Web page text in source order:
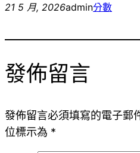
21 5 月, 2026admin分數
發佈留言
發佈留言必須填寫的電子郵
位標示為 *